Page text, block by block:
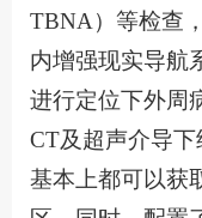
TBNA）等检查
内增强现实导航
进行定位下外周
CT及超声介导
基本上都可以获